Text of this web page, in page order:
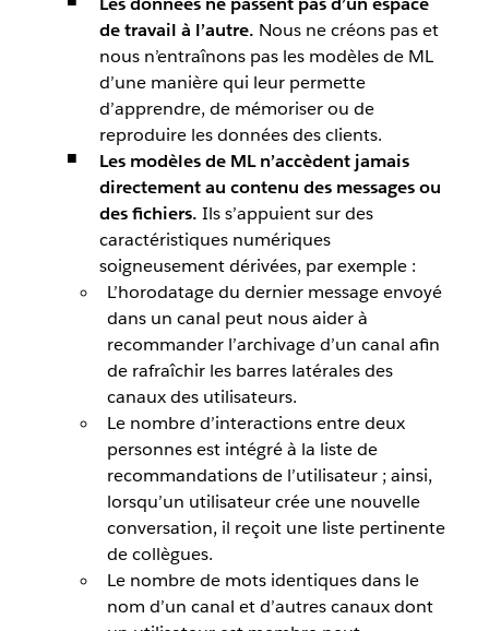
de travail à l’autre. Nous ne créons pas et
nous n’entraînons pas les modèles de ML
d’une manière qui leur permette
d’apprendre, de mémoriser ou de
reproduire les données des clients.
Les modèles de ML n’accèdent jamais
directement au contenu des messages ou
des fichiers. Ils s’appuient sur des
caractéristiques numériques
soigneusement dérivées, par exemple :
L’horodatage du dernier message envoyé
dans un canal peut nous aider à
recommander l’archivage d’un canal afin
de rafraîchir les barres latérales des
canaux des utilisateurs.
Le nombre d’interactions entre deux
personnes est intégré à la liste de
recommandations de l’utilisateur ; ainsi,
lorsqu’un utilisateur crée une nouvelle
conversation, il reçoit une liste pertinente
de collègues.
Le nombre de mots identiques dans le
nom d’un canal et d’autres canaux dont